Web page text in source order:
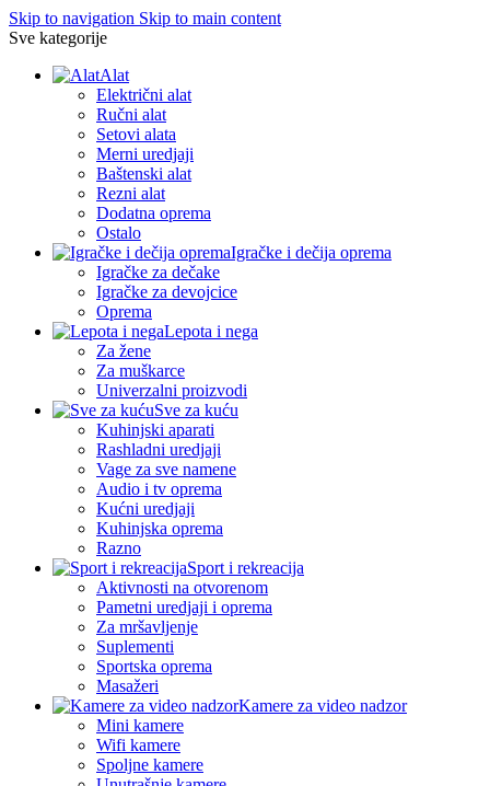
Skip to navigation Skip to main content
Sve kategorije
Alat
Električni alat
Ručni alat
Setovi alata
Merni uredjaji
Baštenski alat
Rezni alat
Dodatna oprema
Ostalo
Igračke i dečija oprema
Igračke za dečake
Igračke za devojcice
Oprema
Lepota i nega
Za žene
Za muškarce
Univerzalni proizvodi
Sve za kuću
Kuhinjski aparati
Rashladni uredjaji
Vage za sve namene
Audio i tv oprema
Kućni uredjaji
Kuhinjska oprema
Razno
Sport i rekreacija
Aktivnosti na otvorenom
Pametni uredjaji i oprema
Za mršavljenje
Suplementi
Sportska oprema
Masažeri
Kamere za video nadzor
Mini kamere
Wifi kamere
Spoljne kamere